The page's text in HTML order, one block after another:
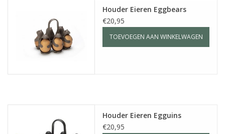
Houder Eieren Eggbears
€20,95
TOEVOEGEN AAN WINKELWAGEN
Houder Eieren Egguins
€20,95